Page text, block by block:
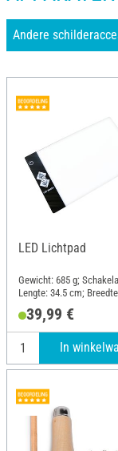
Andere
LED Lichtpad
Gewicht: 685 g;
Lengte: 34.5 cm;
Kunststof
39,99 €
In